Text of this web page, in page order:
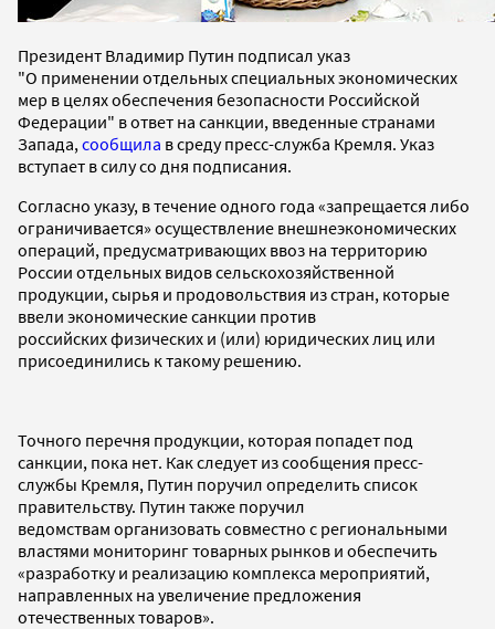
Президент Владимир Путин подписал указ
"О применении отдельных специальных экономических
мер в целях обеспечения безопасности Российской
Федерации" в ответ на санкции, введенные странами
Запада, сообщила в среду пресс-служба Кремля. Указ
вступает в силу со дня подписания.
Согласно указу, в течение одного года «запрещается либо
ограничивается» осуществление внешнеэкономических
операций, предусматривающих ввоз на территорию
России отдельных видов сельскохозяйственной
продукции, сырья и продовольствия из стран, которые
ввели экономические санкции против
российских физических и (или) юридических лиц или
присоединились к такому решению.
Точного перечня продукции, которая попадет под
санкции, пока нет. Как следует из сообщения пресс-
службы Кремля, Путин поручил определить список
правительству. Путин также поручил
ведомствам организовать совместно с региональными
властями мониторинг товарных рынков и обеспечить
«разработку и реализацию комплекса мероприятий,
направленных на увеличение предложения
отечественных товаров».